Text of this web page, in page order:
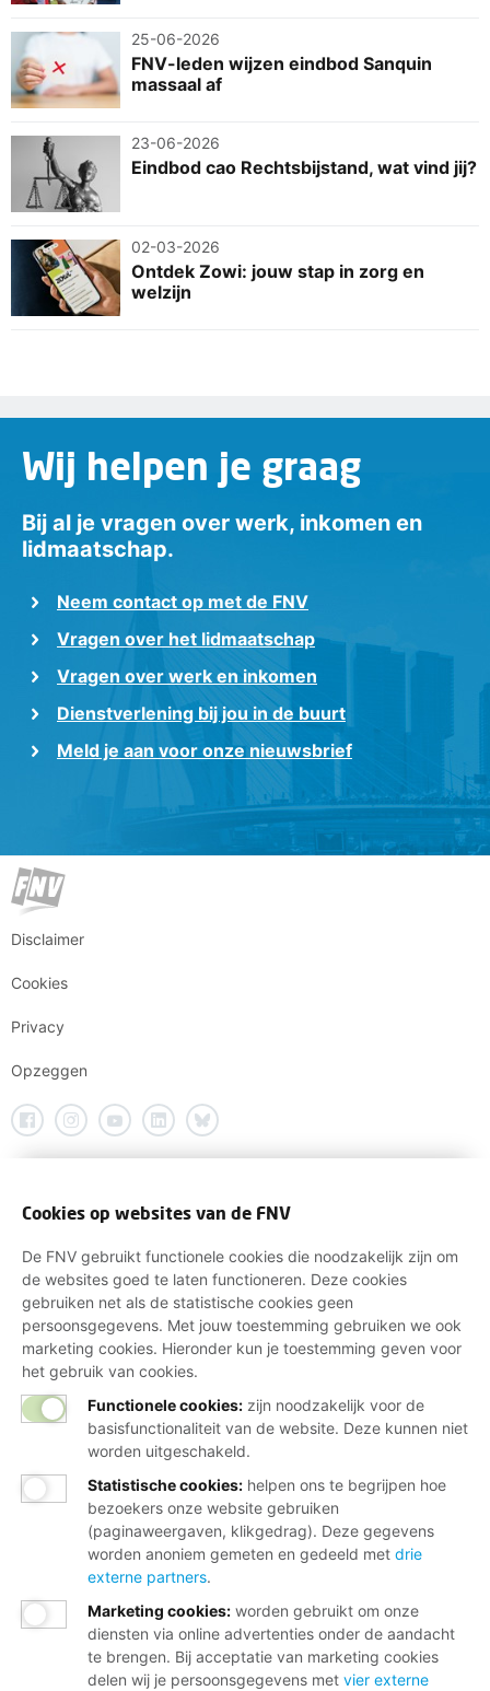
25-06-2026
FNV-leden wijzen eindbod Sanquin
massaal af
23-06-2026
Eindbod cao Rechtsbijstand, wat vind jij?
02-03-2026
Ontdek Zowi: jouw stap in zorg en
welzijn
Wij helpen je graag
Bij al je vragen over werk, inkomen en
lidmaatschap.
Neem contact op met de FNV
Vragen over het lidmaatschap
Vragen over werk en inkomen
Dienstverlening bij jou in de buurt
Meld je aan voor onze nieuwsbrief
Disclaimer
Cookies
Privacy
Opzeggen
Cookies op websites van de FNV
De FNV gebruikt functionele cookies die noodzakelijk zijn om
de websites goed te laten functioneren. Deze cookies
gebruiken net als de statistische cookies geen
persoonsgegevens. Met jouw toestemming gebruiken we ook
marketing cookies. Hieronder kun je toestemming geven voor
het gebruik van cookies.
Functionele cookies: zijn noodzakelijk voor de
basisfunctionaliteit van de website. Deze kunnen niet
worden uitgeschakeld.
Statistische cookies: helpen ons te begrijpen hoe
bezoekers onze website gebruiken
(paginaweergaven, klikgedrag). Deze gegevens
worden anoniem gemeten en gedeeld met drie
externe partners.
Marketing cookies: worden gebruikt om onze
diensten via online advertenties onder de aandacht
te brengen. Bij acceptatie van marketing cookies
delen wij je persoonsgegevens met vier externe